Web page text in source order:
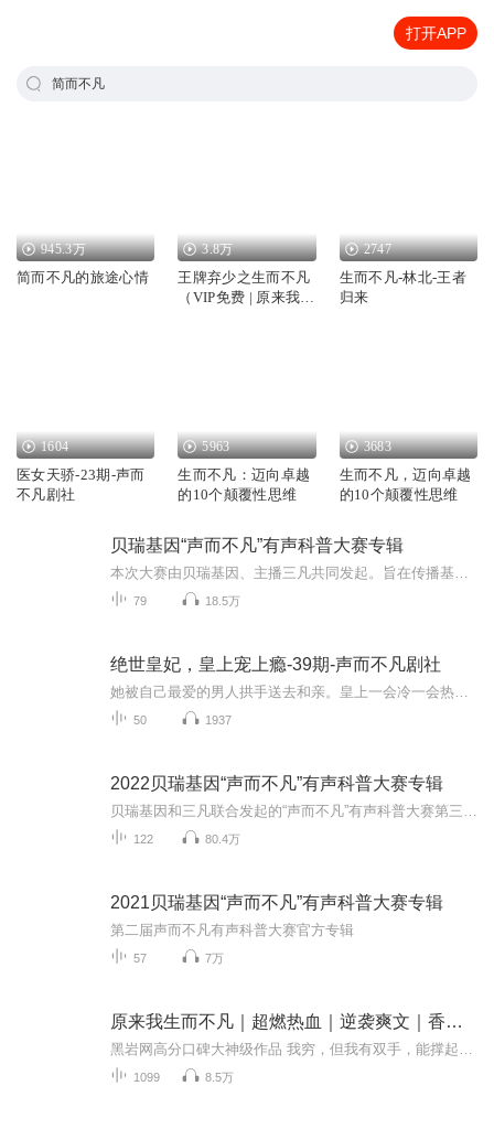
打开APP
简而不凡
945.3万
简而不凡的旅途心情
3.8万
王牌弃少之生而不凡
（VIP免费 | 原来我生
2747
生而不凡-林北-王者
归来
1604
医女天骄-23期-声而
不凡剧社
5963
生而不凡：迈向卓越
的10个颠覆性思维
3683
生而不凡，迈向卓越
的10个颠覆性思维
贝瑞基因“声而不凡”有声科普大赛专辑
79 18.5万
绝世皇妃，皇上宠上瘾-39期-声而不凡剧社
50 1937
2022贝瑞基因“声而不凡”有声科普大赛专辑
122 80.4万
2021贝瑞基因“声而不凡”有声科普大赛专辑
第二届声而不凡有声科普大赛官方专辑
57 7万
原来我生而不凡｜超燃热血｜逆袭爽文｜香艳剧情｜都市美女
1099 8.5万